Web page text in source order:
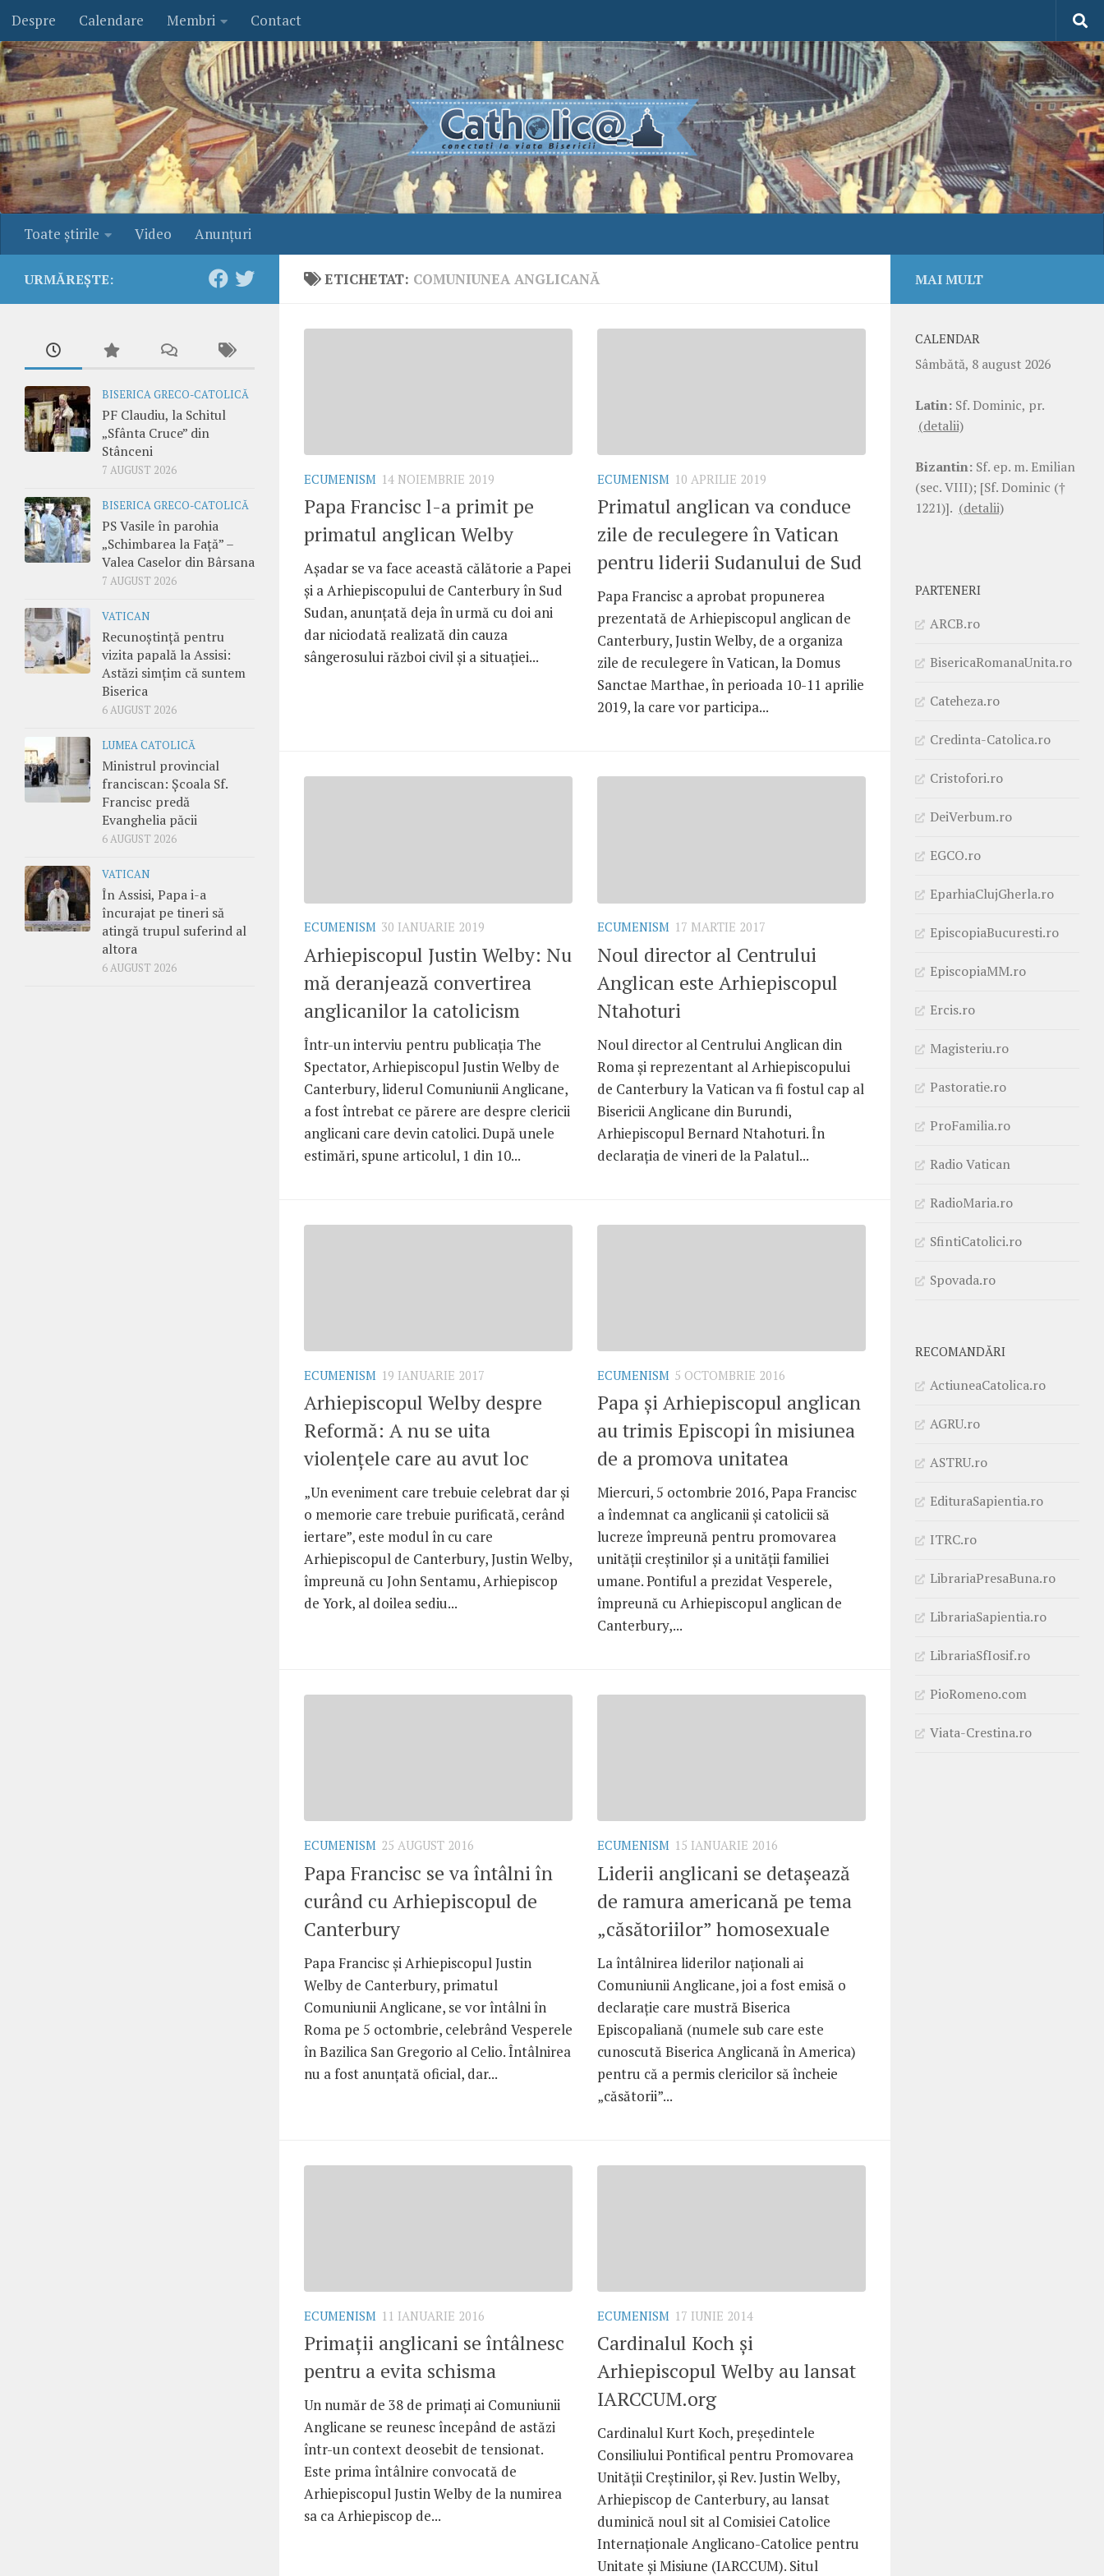
Skip to content
Despre Calendare Membri Contact
Toate ştirile Video Anunţuri
ETICHETAT: COMUNIUNEA ANGLICANĂ
ECUMENISM 14 NOIEMBRIE 2019
Papa Francisc l-a primit pe
primatul anglican Welby
Așadar se va face această călătorie a Papei
și a Arhiepiscopului de Canterbury în Sud
Sudan, anunțată deja în urmă cu doi ani
dar niciodată realizată din cauza
sângerosului război civil și a situației...
ECUMENISM 10 APRILIE 2019
Primatul anglican va conduce
zile de reculegere în Vatican
pentru liderii Sudanului de Sud
Papa Francisc a aprobat propunerea
prezentată de Arhiepiscopul anglican de
Canterbury, Justin Welby, de a organiza
zile de reculegere în Vatican, la Domus
Sanctae Marthae, în perioada 10-11 aprilie
2019, la care vor participa...
ECUMENISM 30 IANUARIE 2019
Arhiepiscopul Justin Welby: Nu
mă deranjează convertirea
anglicanilor la catolicism
Într-un interviu pentru publicația The
Spectator, Arhiepiscopul Justin Welby de
Canterbury, liderul Comuniunii Anglicane,
a fost întrebat ce părere are despre clericii
anglicani care devin catolici. După unele
estimări, spune articolul, 1 din 10...
ECUMENISM 17 MARTIE 2017
Noul director al Centrului
Anglican este Arhiepiscopul
Ntahoturi
Noul director al Centrului Anglican din
Roma și reprezentant al Arhiepiscopului
de Canterbury la Vatican va fi fostul cap al
Bisericii Anglicane din Burundi,
Arhiepiscopul Bernard Ntahoturi. În
declarația de vineri de la Palatul...
ECUMENISM 19 IANUARIE 2017
Arhiepiscopul Welby despre
Reformă: A nu se uita
violențele care au avut loc
„Un eveniment care trebuie celebrat dar și
o memorie care trebuie purificată, cerând
iertare”, este modul în cu care
Arhiepiscopul de Canterbury, Justin Welby,
împreună cu John Sentamu, Arhiepiscop
de York, al doilea sediu...
ECUMENISM 5 OCTOMBRIE 2016
Papa și Arhiepiscopul anglican
au trimis Episcopi în misiunea
de a promova unitatea
Miercuri, 5 octombrie 2016, Papa Francisc
a îndemnat ca anglicanii și catolicii să
lucreze împreună pentru promovarea
unității creștinilor și a unității familiei
umane. Pontiful a prezidat Vesperele,
împreună cu Arhiepiscopul anglican de
Canterbury,...
ECUMENISM 25 AUGUST 2016
Papa Francisc se va întâlni în
curând cu Arhiepiscopul de
Canterbury
Papa Francisc și Arhiepiscopul Justin
Welby de Canterbury, primatul
Comuniunii Anglicane, se vor întâlni în
Roma pe 5 octombrie, celebrând Vesperele
în Bazilica San Gregorio al Celio. Întâlnirea
nu a fost anunțată oficial, dar...
ECUMENISM 15 IANUARIE 2016
Liderii anglicani se detașează
de ramura americană pe tema
„căsătoriilor” homosexuale
La întâlnirea liderilor naționali ai
Comuniunii Anglicane, joi a fost emisă o
declarație care mustră Biserica
Episcopaliană (numele sub care este
cunoscută Biserica Anglicană în America)
pentru că a permis clericilor să încheie
„căsătorii”...
ECUMENISM 11 IANUARIE 2016
Primații anglicani se întâlnesc
pentru a evita schisma
Un număr de 38 de primați ai Comuniunii
Anglicane se reunesc începând de astăzi
într-un context deosebit de tensionat.
Este prima întâlnire convocată de
Arhiepiscopul Justin Welby de la numirea
sa ca Arhiepiscop de...
ECUMENISM 17 IUNIE 2014
Cardinalul Koch şi
Arhiepiscopul Welby au lansat
IARCCUM.org
Cardinalul Kurt Koch, preşedintele
Consiliului Pontifical pentru Promovarea
Unităţii Creştinilor, şi Rev. Justin Welby,
Arhiepiscop de Canterbury, au lansat
duminică noul sit al Comisiei Catolice
Internaţionale Anglicano-Catolice pentru
Unitate şi Misiune (IARCCUM). Situl
URMĂREȘTE:
BISERICA GRECO-CATOLICĂ
PF Claudiu, la Schitul
„Sfânta Cruce” din
Stânceni
7 AUGUST 2026
BISERICA GRECO-CATOLICĂ
PS Vasile în parohia
„Schimbarea la Față” –
Valea Caselor din Bârsana
7 AUGUST 2026
VATICAN
Recunoștință pentru
vizita papală la Assisi:
Astăzi simțim că suntem
Biserica
6 AUGUST 2026
LUMEA CATOLICĂ
Ministrul provincial
franciscan: Școala Sf.
Francisc predă
Evanghelia păcii
6 AUGUST 2026
VATICAN
În Assisi, Papa i-a
încurajat pe tineri să
atingă trupul suferind al
altora
6 AUGUST 2026
MAI MULT
CALENDAR
Sâmbătă, 8 august 2026
Latin: Sf. Dominic, pr.
(detalii)
Bizantin: Sf. ep. m. Emilian
(sec. VIII); [Sf. Dominic (†
1221)]. (detalii)
PARTENERI
ARCB.ro
BisericaRomanaUnita.ro
Cateheza.ro
Credinta-Catolica.ro
Cristofori.ro
DeiVerbum.ro
EGCO.ro
EparhiaClujGherla.ro
EpiscopiaBucuresti.ro
EpiscopiaMM.ro
Ercis.ro
Magisteriu.ro
Pastoratie.ro
ProFamilia.ro
Radio Vatican
RadioMaria.ro
SfintiCatolici.ro
Spovada.ro
RECOMANDĂRI
ActiuneaCatolica.ro
AGRU.ro
ASTRU.ro
EdituraSapientia.ro
ITRC.ro
LibrariaPresaBuna.ro
LibrariaSapientia.ro
LibrariaSfIosif.ro
PioRomeno.com
Viata-Crestina.ro